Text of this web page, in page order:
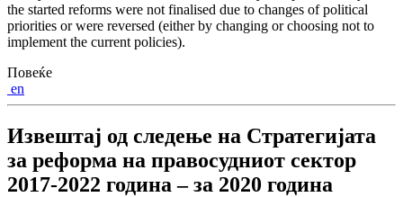
the started reforms were not finalised due to changes of political
priorities or were reversed (either by changing or choosing not to
implement the current policies).
Повеќе
en
Извештај од следење на Стратегијата
за реформа на правосудниот сектор
2017-2022 година – за 2020 година